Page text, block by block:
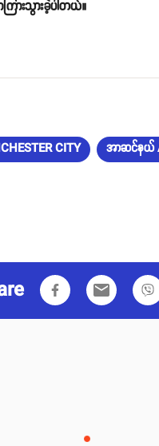
ားသွားခဲ့ပါတယ်။
CITY အာဆင်နယ်
email